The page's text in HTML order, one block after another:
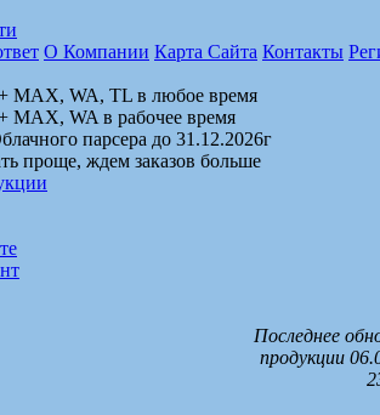
О Компании Карта Сайта Контакты
MAX, WA, TL в любое время
MAX, WA в рабочее время
парсера до 31.12.2026г
проще, ждем заказов больше
Последнее
продукции